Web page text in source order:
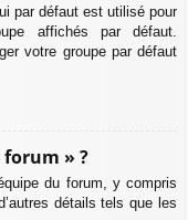
par défaut est utilisé pour
affichés par défaut.
votre groupe par défaut
forum » ?
du forum, y compris
détails tels que les